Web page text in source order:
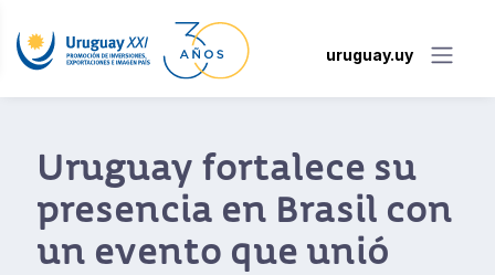
uruguay.uy
Nómades digitales
destacan a Uruguay
como un destino ideal